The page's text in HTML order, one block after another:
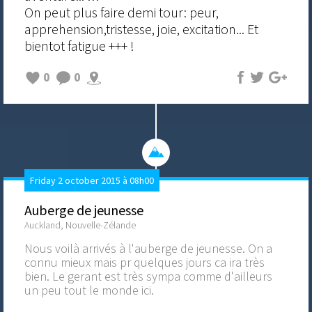
On peut plus faire demi tour: peur,
apprehension,tristesse, joie, excitation... Et
bientot fatigue +++ !
0 0
Friday 2 october 2015 à 08h00
Auberge de jeunesse
Auckland, Nouvelle-Zélande
Nous voilà arrivés à l'auberge de jeunesse. On a
connu mieux mais pr quelques jours ca ira très
bien. Le gerant est très sympa comme d'ailleurs
un peu tout le monde ici.